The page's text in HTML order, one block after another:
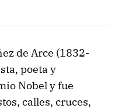
de Arce (1832-
poeta y
Nobel y fue
calles, cruces,